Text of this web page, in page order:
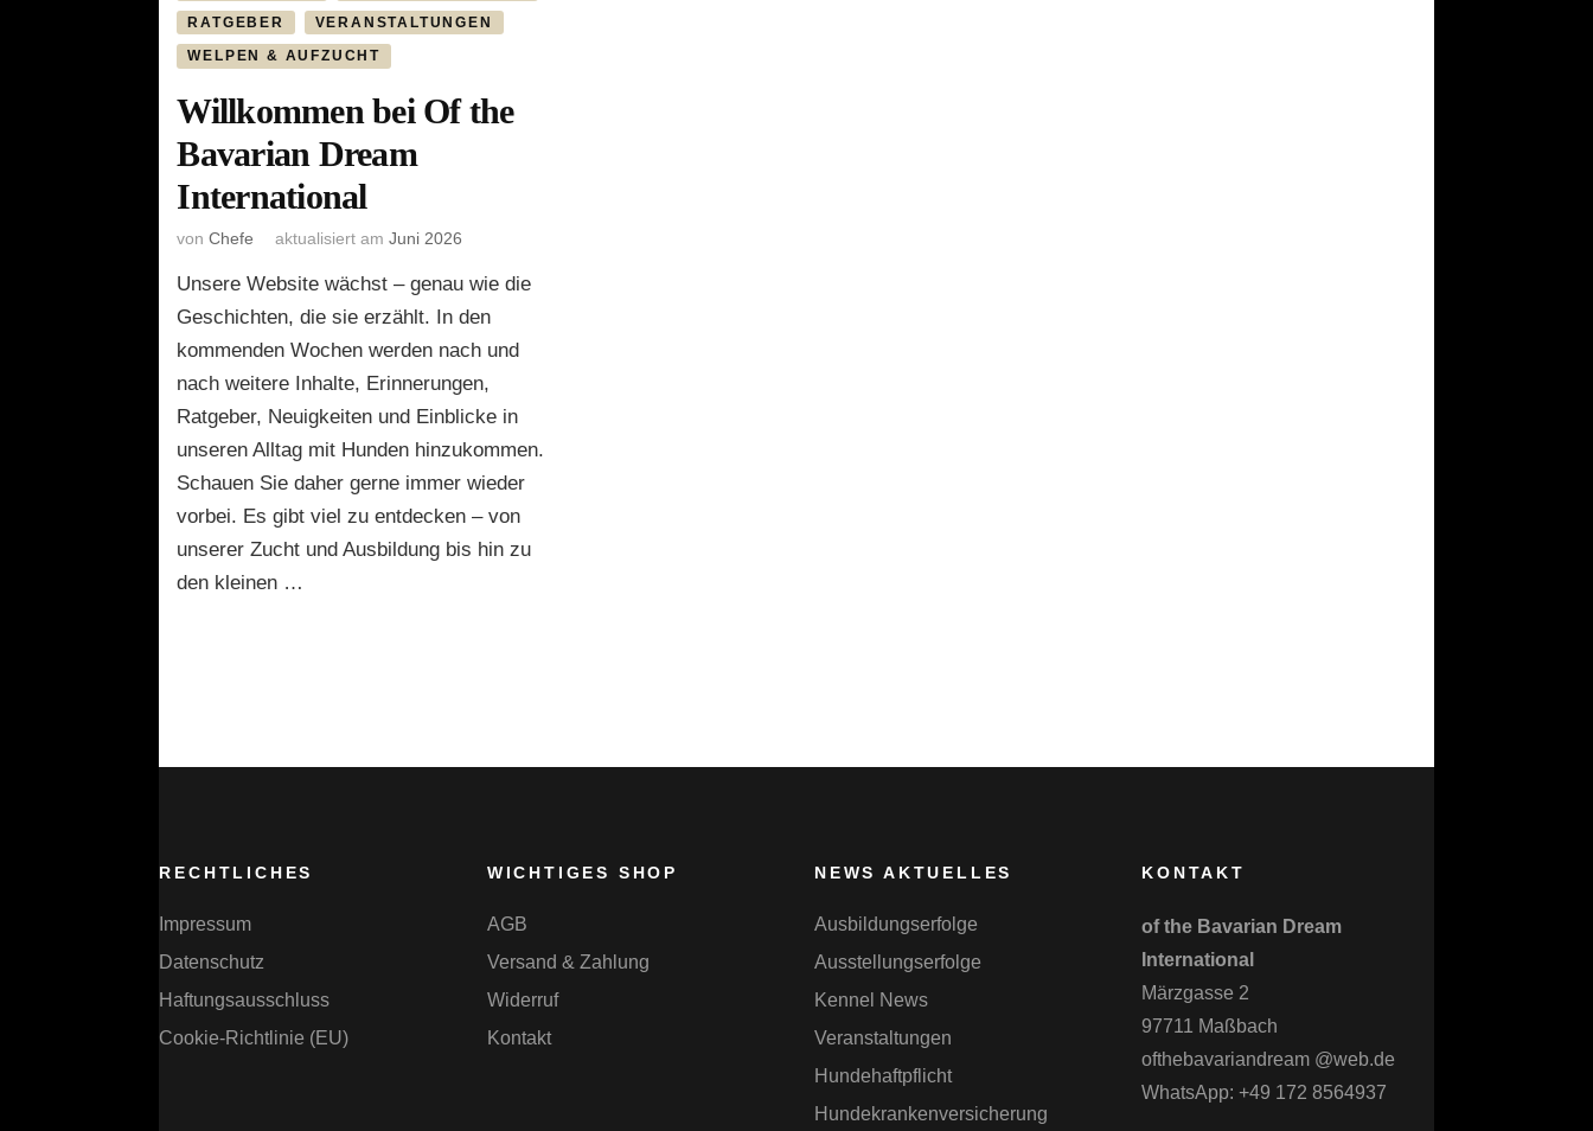
RATGEBER VERANSTALTUNGEN
WELPEN & AUFZUCHT
Willkommen bei Of the
Bavarian Dream
International
vonChefe aktualisiert amJuni 2026
Unsere Website wächst – genau wie die
Geschichten, die sie erzählt. In den
kommenden Wochen werden nach und
nach weitere Inhalte, Erinnerungen,
Ratgeber, Neuigkeiten und Einblicke in
unseren Alltag mit Hunden hinzukommen.
Schauen Sie daher gerne immer wieder
vorbei. Es gibt viel zu entdecken – von
unserer Zucht und Ausbildung bis hin zu
den kleinen …
RECHTLICHES
Impressum
Datenschutz
Haftungsausschluss
Cookie-Richtlinie (EU)
WICHTIGES SHOP
AGB
Versand & Zahlung
Widerruf
Kontakt
NEWS AKTUELLES
Ausbildungserfolge
Ausstellungserfolge
Kennel News
Veranstaltungen
Hundehaftpflicht
Hundekrankenversicherung
KONTAKT
of the Bavarian Dream
International
Märzgasse 2
97711 Maßbach
ofthebavariandream @web.de
WhatsApp: +49 172 8564937